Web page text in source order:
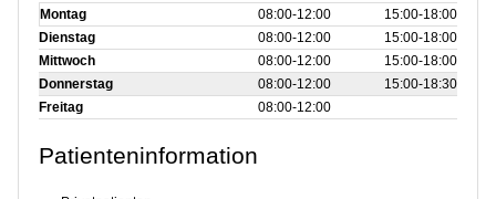
Montag 08:00‑12:00
15:00‑18:00
Dienstag
08:00‑12:00
15:00‑18:00
Mittwoch
08:00‑12:00
15:00‑18:00
Donnerstag
08:00‑12:00
15:00‑18:30
Freitag
08:00‑12:00
Patienteninformation